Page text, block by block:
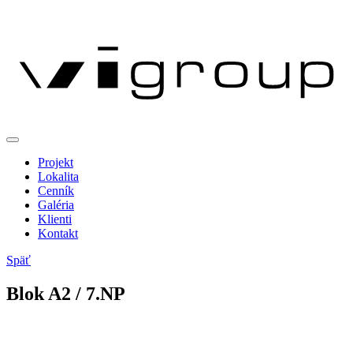
Projekt
Lokalita
Cenník
Galéria
Klienti
Kontakt
Späť
Blok A2 / 7.NP